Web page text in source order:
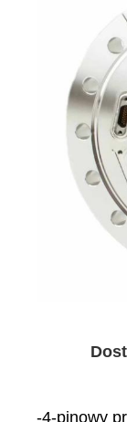
-4-pinowy